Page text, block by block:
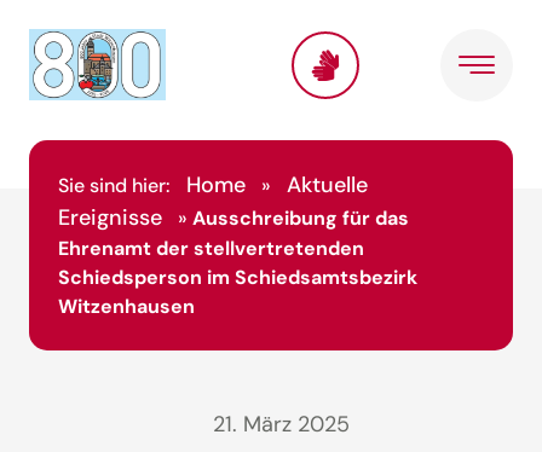
Sie sind hier: Home »
Aktuelle
Ereignisse
» Ausschreibung für das
Ehrenamt der stellvertretenden
Schiedsperson im Schiedsamtsbezirk
Witzenhausen
21. März 2025